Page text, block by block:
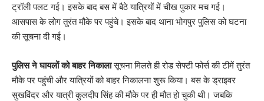
ट्रॉली पलट गई। इसके बाद बस में बैठे यात्रियों में चीख पुकार मच गई।
आसपास के लोग तुरंत मौके पर पहुंचे। इसके बाद थाना भोगपुर पुलिस को घटना
की सूचना दी गई।
पुलिस ने घायलों को बाहर निकालासूचना मिलते ही रोड सेफ्टी फोर्स की टीमें तुरंत
मौके पर पहुंची और यात्रियों को बाहर निकालना शुरू किया। बस के ड्राइवर
सुखविंदर और यात्री कुलदीप सिंह की मौके पर ही मौत हो चुकी थी। जबकि